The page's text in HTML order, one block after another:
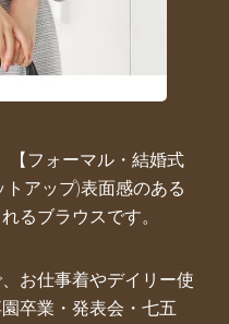
【フォーマル・結婚式
アップ)表面感のある
るブラウスです。
お仕事着やデイリー使
卒業・発表会・七五